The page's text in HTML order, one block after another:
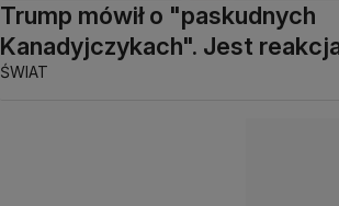
Trump mówił o "paskudnych
Kanadyjczykach". Jest
ŚWIAT